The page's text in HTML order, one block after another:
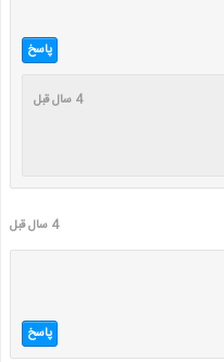
پاسخ
4 سال قبل
4 سال قبل
پاسخ